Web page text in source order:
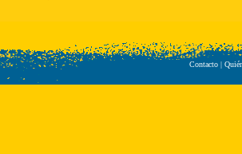
Contacto|